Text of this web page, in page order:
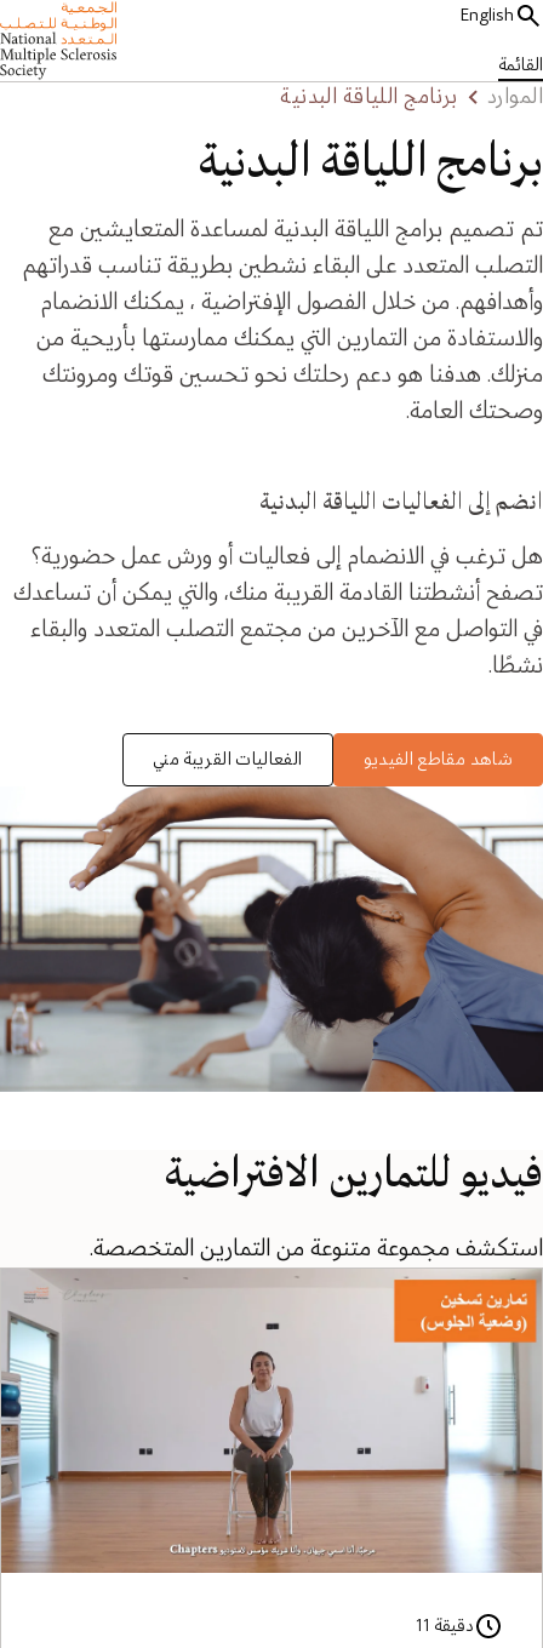
English
القائمة
الموارد برنامج اللياقة البدنية
برنامج اللياقة البدنية
تم تصميم برامج اللياقة البدنية لمساعدة المتعايشين مع
التصلب المتعدد على البقاء نشطين بطريقة تناسب قدراتهم
وأهدافهم. من خلال الفصول الإفتراضية ، يمكنك الانضمام
والاستفادة من التمارين التي يمكنك ممارستها بأريحية من
منزلك. هدفنا هو دعم رحلتك نحو تحسين قوتك ومرونتك
وصحتك العامة.
انضم إلى الفعاليات اللياقة البدنية
هل ترغب في الانضمام إلى فعاليات أو ورش عمل حضورية؟
تصفح أنشطتنا القادمة القريبة منك، والتي يمكن أن تساعدك
في التواصل مع الآخرين من مجتمع التصلب المتعدد والبقاء
نشطًا.
شاهد مقاطع الفيديو الفعاليات القريبة مني
فيديو للتمارين الافتراضية
استكشف مجموعة متنوعة من التمارين المتخصصة.
دقيقة 11